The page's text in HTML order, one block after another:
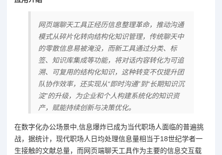
网页端聊天工具正经历信息整理革命，推动沟通
模式从碎片化转向结构化知识管理，传统聊天中
的零散信息易被淹没，而新工具通过分类、标
签、知识库集成等功能，将对话内容转化为可追
溯、可复用的结构化知识，这种转变不仅提升团
队协作效率，还实现从“即时沟通”到“长期知识沉
淀”的升级，为企业和个人构建系统化的知识资
产，赋能持续创新与决策优化。
在数字化办公场景中,信息爆炸已成为当代职场人面临的普遍挑
战，据统计，现代职场人日均处理信息量相当于18世纪学者一
生接触的文献总量，而网页端聊天工具作为主要的信息交互载